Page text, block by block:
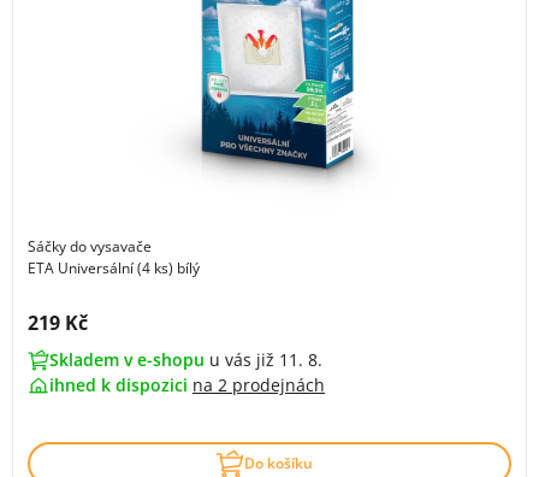
Sáčky do vysavače
ETA Universální (4 ks) bílý
Cena s DPH:
219 Kč
Skladem v e-shopu u vás již 11. 8.
ihned k dispozici na 2 prodejnách
Do košíku